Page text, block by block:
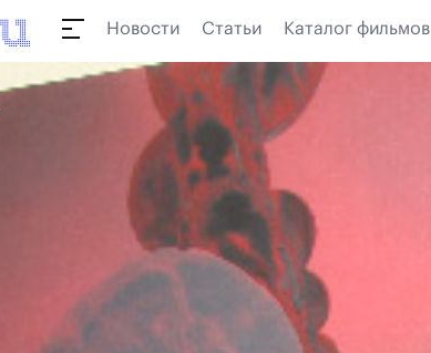
Новости Статьи Каталог фильмов